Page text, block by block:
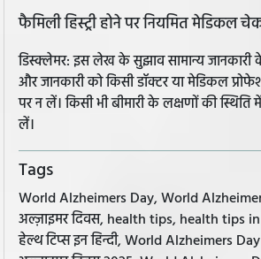
फैमिली हिस्ट्री होने पर नियमित मेडिकल
डिस्क्लेमर: इस लेख के सुझाव सामान्य जानकारी
और जानकारी को किसी डॉक्टर या मेडिकल
पर न लें। किसी भी बीमारी के लक्षणों की
लें।
Tags
World Alzheimers Day, World
अल्ज़ाइमर दिवस, health tips, health tips
हेल्थ टिप्स इन हिन्दी, World Alzheimers